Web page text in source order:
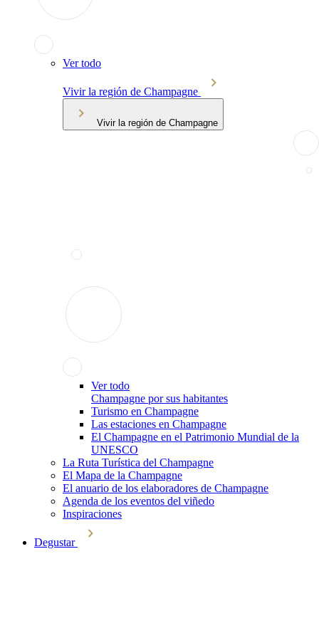
Ver todo
Vivir la región de Champagne
Vivir la región de Champagne
Ver todo
Champagne por sus habitantes
Turismo en Champagne
Las estaciones en Champagne
El Champagne en el Patrimonio Mundial de la
UNESCO
La Ruta Turística del Champagne
El Mapa de la Champagne
El anuario de los elaboradores de Champagne
Agenda de los eventos del viñedo
Inspiraciones
Degustar